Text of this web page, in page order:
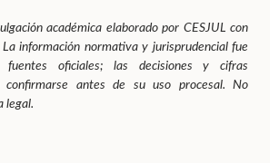
académica elaborado por CESJUL con
La información normativa y jurisprudencial fue
fuentes oficiales; las decisiones y cifras
confirmarse antes de su uso procesal. No
legal.